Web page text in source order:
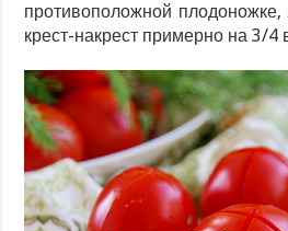
противоположной
крест-накрест примерно на 3/4